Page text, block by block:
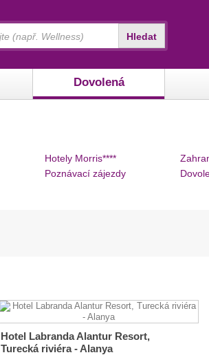
Dovolená
Hledat
Hotely Morris****
Poznávací zájezdy
Hotel Labranda Alantur Resort,
Turecká riviéra - Alanya